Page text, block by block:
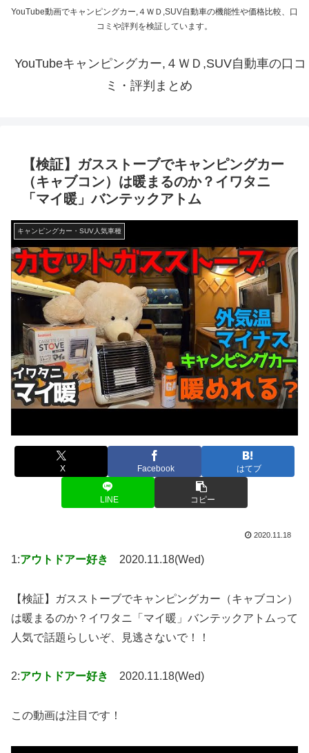
YouTube動画でキャンピングカー,４ＷＤ,SUV自動車の機能性や価格比較、口
コミや評判を検証しています。
YouTubeキャンピングカー,４ＷＤ,SUV自動車の口コ
ミ・評判まとめ
【検証】ガスストーブでキャンピングカー
（キャブコン）は暖まるのか？イワタニ
「マイ暖」バンテックアトム
キャンピングカー・SUV人気車種
X Facebook はてブ
LINE コピー
2020.11.18
1:アウトドアー好き 2020.11.18(Wed)
【検証】ガスストーブでキャンピングカー（キャブコン）
は暖まるのか？イワタニ「マイ暖」バンテックアトムって
人気で話題らしいぞ、見逃さないで！！
2:アウトドアー好き 2020.11.18(Wed)
この動画は注目です！